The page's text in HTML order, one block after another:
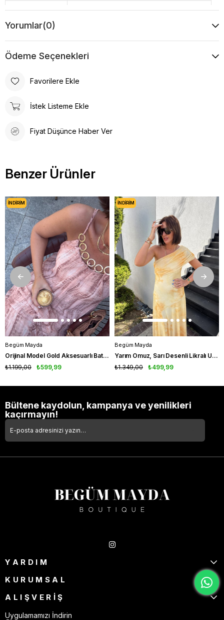
Kalıp Bol Kalıp
Boy
Desen Düz
Yorumlar(0)
Ödeme Seçenekleri
Favorilere Ekle
İstek Listeme Ekle
Fiyat Düşünce Haber Ver
Benzer Ürünler
Begüm Mayda
Orijinal Model Gold Aksesuarlı Batik Desenli Elbise
₺599,99
₺1.199,00
İNDIRIM
Begüm Mayda
Yarım Omuz, Sarı Desenli Likralı Uzun Elbise
₺499,99
₺1.349,00
İNDIRIM
Bültene kaydolun, kampanya ve yenilikleri
kaçırmayın!
YARDIM
KURUMSAL
ALIŞVERİŞ
Uygulamamızı İndirin